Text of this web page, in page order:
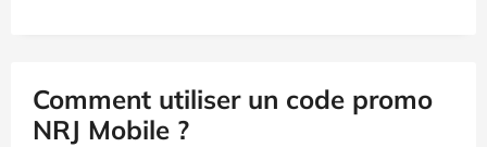
Comment utiliser un code promo
NRJ Mobile ?